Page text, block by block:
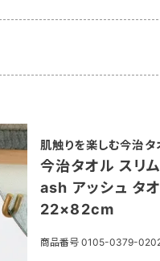
肌触りを楽しむ今治タ
今治タオル スリ
ash アッシュ タ
22×82cm
商品番号 0105-0379-